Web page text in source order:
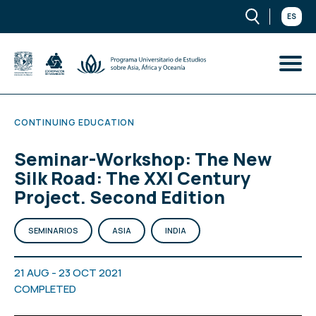
ES
CONTINUING EDUCATION
Seminar-Workshop: The New
Silk Road: The XXI Century
Project. Second Edition
SEMINARIOS ASIA INDIA
21 AUG - 23 OCT 2021
COMPLETED